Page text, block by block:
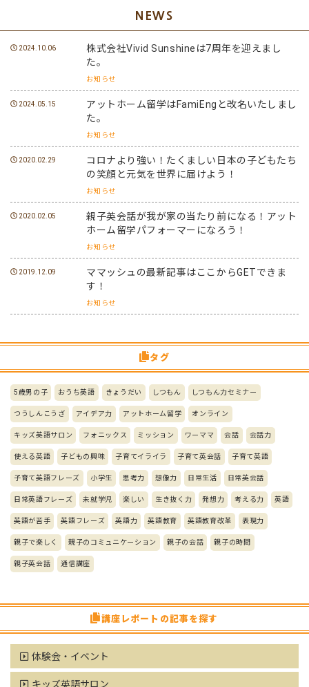
NEWS
2024.10.06
株式会社Vivid Sunshineは7周年を迎えまし
た。
お知らせ
2024.05.15
アットホーム留学はFamiEngと改名いたしまし
た。
お知らせ
2020.02.29
コロナより強い！たくましい日本の子どもたち
の笑顔と元気を世界に届けよう！
お知らせ
2020.02.05
親子英会話が我が家の当たり前になる！アット
ホーム留学パフォーマーになろう！
お知らせ
2019.12.09
ママッシュの最新記事はここからGETできま
す！
お知らせ
タグ
5歳男の子 おうち英語 きょうだい しつもん しつもん力セミナー
つうしんこうざ アイデア力 アットホーム留学 オンライン
キッズ英語サロン フォニックス ミッション ワーママ 会話 会話力
使える英語 子どもの興味 子育てイライラ 子育て英会話 子育て英語
子育て英語フレーズ 小学生 思考力 想像力 日常生活 日常英会話
日常英語フレーズ 未就学児 楽しい 生き抜く力 発想力 考える力 英語
英語が苦手 英語フレーズ 英語力 英語教育 英語教育改革 表現力
親子で楽しく 親子のコミュニケーション 親子の会話 親子の時間
親子英会話 通信講座
講座レポートの記事を探す
体験会・イベント
キッズ英語サロン